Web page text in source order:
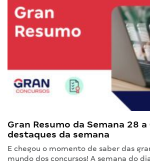
Gran Resumo da Semana 28
destaques da semana
E chegou o momento de saber das
mundo dos concursos! A semana do